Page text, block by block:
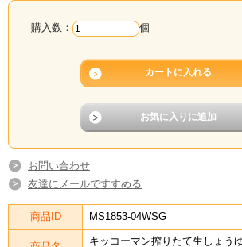
購入数： 個
お問い合わせ
友達にメールですすめる
商品ID MS1853-04WSG
キッコーマン搾りたて生しょう